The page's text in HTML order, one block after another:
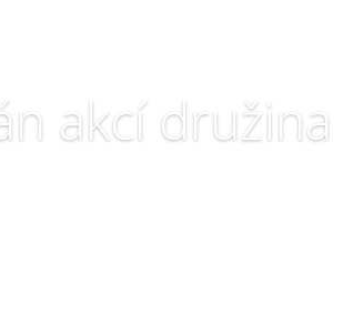
akcí družina